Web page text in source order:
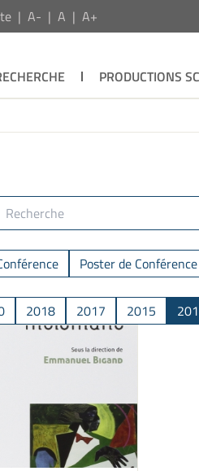
A- A A+
PRODUCTIONS
Poster de Conférence
2018 2017 2015